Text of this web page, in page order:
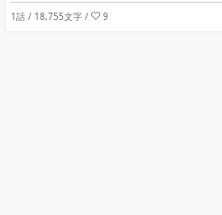
1話 / 18,755文字 / 9